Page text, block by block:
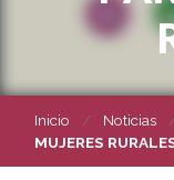
Inicio Noticias
MUJERES